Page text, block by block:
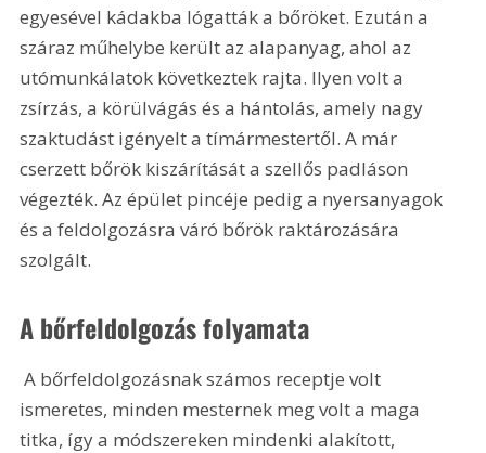
egyesével kádakba lógatták a bőröket. Ezután a
száraz műhelybe került az alapanyag, ahol az
utómunkálatok következtek rajta. Ilyen volt a
zsírzás, a körülvágás és a hántolás, amely nagy
szaktudást igényelt a tímármestertől. A már
cserzett bőrök kiszárítását a szellős padláson
végezték. Az épület pincéje pedig a nyersanyagok
és a feldolgozásra váró bőrök raktározására
szolgált.
A bőrfeldolgozás folyamata
A bőrfeldolgozásnak számos receptje volt
ismeretes, minden mesternek meg volt a maga
titka, így a módszereken mindenki alakított,